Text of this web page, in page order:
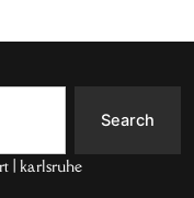
Search
| karlsruhe